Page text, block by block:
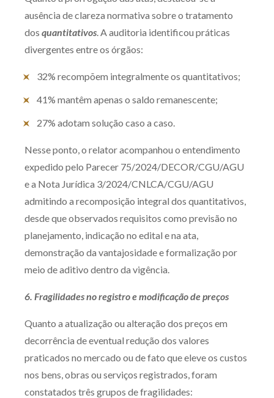
ausência de clareza normativa sobre o tratamento
dos quantitativos . A auditoria identificou práticas
divergentes entre os órgãos:
32% recompõem integralmente os quantitativos;
41% mantêm apenas o saldo remanescente;
27% adotam solução caso a caso.
Nesse ponto, o relator acompanhou o entendimento
expedido pelo Parecer 75/2024/DECOR/CGU/AGU
e a Nota Jurídica 3/2024/CNLCA/CGU/AGU
admitindo a recomposição integral dos quantitativos,
desde que observados requisitos como previsão no
planejamento, indicação no edital e na ata,
demonstração da vantajosidade e formalização por
meio de aditivo dentro da vigência.
6. Fragilidades no registro e modificação de preços
Quanto a atualização ou alteração dos preços em
decorrência de eventual redução dos valores
praticados no mercado ou de fato que eleve os custos
nos bens, obras ou serviços registrados, foram
constatados três grupos de fragilidades: